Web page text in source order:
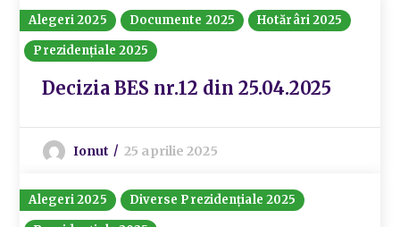
Alegeri 2025 Documente 2025
Hotărâri 2025
Prezidențiale 2025
Decizia BES nr.12 din 25.04.2025
Ionut 25 aprilie 2025
Alegeri 2025
Diverse Prezidențiale 2025